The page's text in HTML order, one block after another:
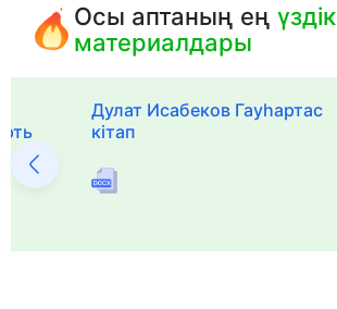
Осы аптаның еңүздік
материалдары
Дулат Исабеков Гауһартас
кітап